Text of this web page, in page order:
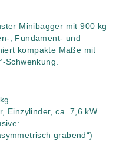
Minibagger mit 900 kg
, Fundament- und
kompakte Maße mit
Schwenkung.
Einzylinder, ca. 7,6 kW
grabend“)